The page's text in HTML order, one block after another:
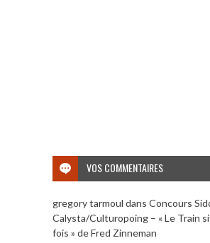
VOS COMMENTAIRES
gregory tarmoul dans Concours
Calysta/Culturopoing – « Le Train
fois » de Fred Zinneman